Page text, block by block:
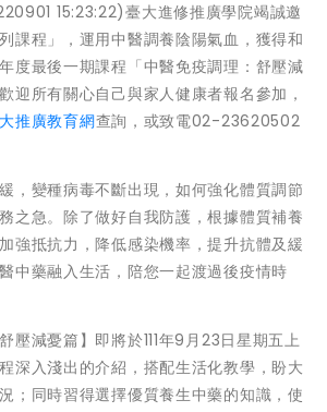
15:23:22)臺大進修推廣學院竭誠邀
課程」，運用中醫調養陰陽氣血，獲得和
度最後一期課程「中醫免疫調理：舒壓減
迎所有關心自己與家人健康者報名參加，
推廣教育網查詢，或致電02-23620502
，變種病毒不斷出現，如何強化體質調節
之急。除了做好自我防護，根據體質補養
強抵抗力，降低感染機率，提升抗體及緩
中藥融入生活，陪您一起渡過後疫情時
壓減憂篇】即將於111年9月23日星期五上
深入淺出的介紹，搭配生活化教學，盼大
；同時習得選擇優質養生中藥的知識，使